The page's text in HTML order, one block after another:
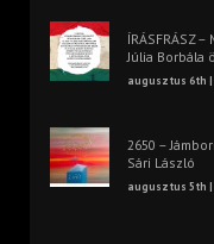
ÍRÁSFRÁSZ
Júlia Borbála
augusztus 6th |
2650 –
Sári László
augusztus 5th |